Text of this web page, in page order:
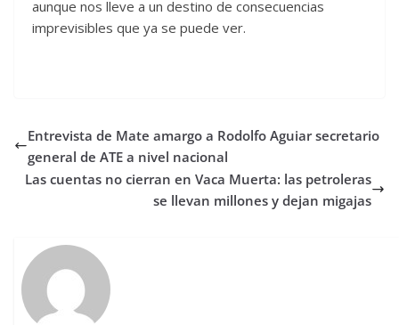
aunque nos lleve a un destino de consecuencias
imprevisibles que ya se puede ver.
Entrevista de Mate amargo a Rodolfo Aguiar secretario
general de ATE a nivel nacional
Las cuentas no cierran en Vaca Muerta: las petroleras
se llevan millones y dejan migajas